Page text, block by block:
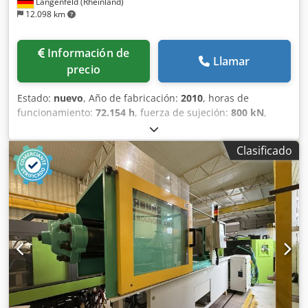
12.098 km
Información de
precio
Llamar
Estado: nuevo, Año de fabricación: 2010, horas de
funcionamiento: 72.154 h, fuerza de sujeción: 800 kN,
25 mm, volumen de desplazamiento:
54 cm³, ARBURG Allrounder 900 T 800-150 Nº de
inventario: 503576 Fabricante: ARBURG Modelo: Allrounder
900 T 800-150 Sistema de control: Año de fabricación: 2010
Horas de funcionamiento: 72.154 h Datos técnicos –
Unidad de cierre Fuerza de cierre: 800 kN Distancia entre
columnas (h x v): 900 x 900 mm Altura mínima del molde:
250 mm Distancia máxima entre platos: 550 mm Recorrido
de apertura: 300 mm Diámetro de la mesa giratoria: 900
mm Carrera del expulsor: 150 mm Fuerza del expulsor: 46
kN Centrado, placa móvil (D): 90 mm Centrado, placa fija
(D): 90 mm Datos técnicos – Unidad de inyección Diámetro
del husillo: 25 mm Volumen de inyección: 54 ccm Dcedoytd
Clasificado